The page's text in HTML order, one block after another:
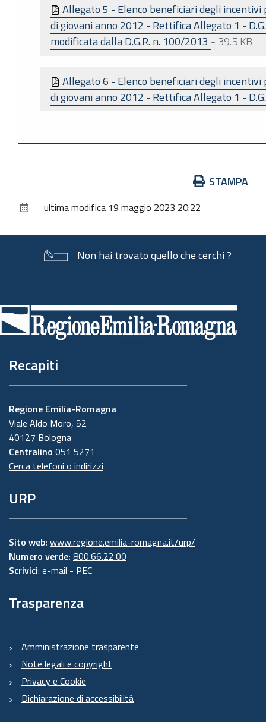
Allegato 5 - Elenco beneficiari degli
di giovani anno 2012 - Rettifica Allegato 1 -
modificata dalla D.G.R. n. 100/2013 - 39.5 KB
Allegato 6 - Elenco beneficiari degli
di giovani anno 2012 - Rettifica Allegato 1 -
documento
STAMPA
ultima modifica 19 maggio 2023 20:22
Non hai trovato quello che cerchi ?
di
pagina
Recapiti
Regione Emilia-Romagna
Viale Aldo Moro, 52
40127 Bologna
Centralino 051 5271
Cerca telefoni o indirizzi
URP
Sito web: www.regione.emilia-romagna.it/urp/
Numero verde: 800.66.22.00
Scrivici: e-mail - PEC
Trasparenza
Amministrazione trasparente
Note legali e copyright
Privacy e Cookie
Dichiarazione di accessibilità